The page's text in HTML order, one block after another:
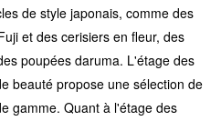
de style japonais, comme des
et des cerisiers en fleur, des
poupées daruma. L'étage des
beauté propose une sélection de
gamme. Quant à l'étage des